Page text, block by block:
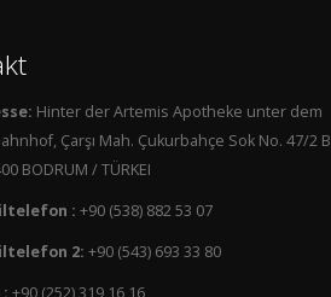
Hinter der Artemis Apotheke unter dem
Çarşı Mah. Çukurbahçe Sok No. 47/2 B
BODRUM / TÜRKEI
: +90 (538) 882 53 07
2: +90 (543) 693 33 80
+90 (252) 319 16 16